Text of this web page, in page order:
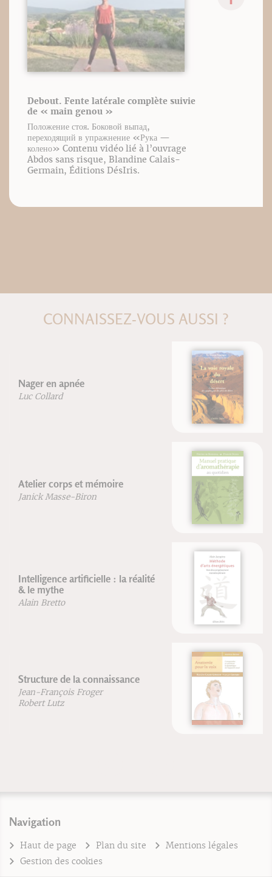
Debout. Fente latérale complète suivie
de « main genou »
Положение стоя. Боковой выпад,
переходящий в упражнение «Рука —
колено» Contenu vidéo lié à l’ouvrage
Abdos sans risque, Blandine Calais-
Germain, Éditions DésIris.
CONNAISSEZ-VOUS AUSSI ?
La voie royale du désert
Frère Étienne Goutagny
Manuel pratique d'aromathérapie
au quotidien
Méthode d'arts énergétiques
Anatomie pour la voix - Nouvelle
édition
Blandine Calais-Germain
Navigation
Haut de page Plan du site
Mentions légales
Gestion des cookies